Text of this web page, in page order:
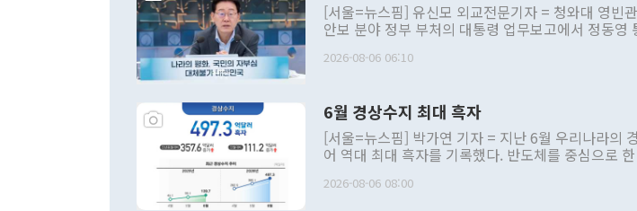
[서울=뉴스핌] 유신모 외교전문기자 = 청와대 영빈
안보 분야 정부 부처의 대통령 업무보고에서 정동영
발언 중에는 정부 내 조율을 거치지 않은 사안을 정책
주의적 희망에 근거한 비현실적 구상'이라는 비판을
관의 대북 정책 관련 발언이 물의를 빚은 적은 여러
관 부처 장관이 공개적으로 부정적 입장을 표명한 것
관의 무리한 대북 접근법과 월권을 제어해야 한다는
다. [정동영 통일부 장관이 지난달 23일 오후 서울 종로구 정부서울청사에
2026-08-06 06:10
6월 경상수지 최대 흑자
[서울=뉴스핌] 박가연 기자 = 지난 6월 우리나라의
어 역대 최대 흑자를 기록했다. 반도체를 중심으로
료=한국은행] 한국은행이 6일 발표한 '2026년 6월 국제수지(잠정)'에 따르
2026-08-06 08:00